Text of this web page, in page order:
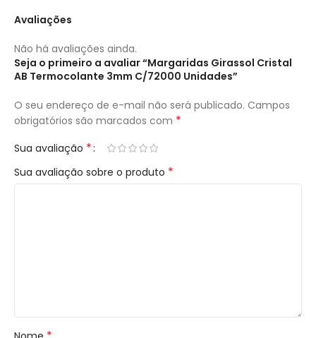
Avaliações
Não há avaliações ainda.
Seja o primeiro a avaliar “Margaridas Girassol Cristal
AB Termocolante 3mm C/72000 Unidades”
O seu endereço de e-mail não será publicado. Campos
obrigatórios são marcados com *
Sua avaliação *
Sua avaliação sobre o produto *